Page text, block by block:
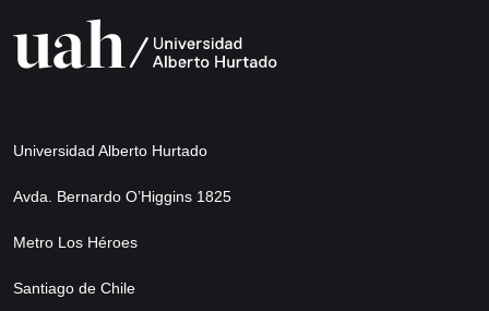
Universidad Alberto Hurtado
Avda. Bernardo O’Higgins 1825
Metro Los Héroes
Santiago de Chile